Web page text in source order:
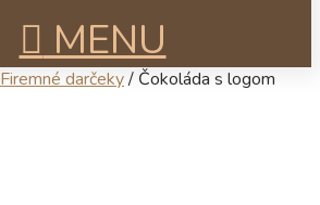
MENU
Firemné darčeky/ Čokoláda s logom